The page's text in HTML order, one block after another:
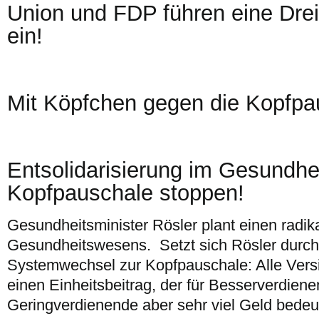
Union und FDP führen eine
ein!
Mit Köpfchen gegen die
Entsolidarisierung im
Kopfpauschale stoppen!
Gesundheitsminister Rösler plant einen
Gesundheitswesens. Setzt sich Rösler
Systemwechsel zur Kopfpauschale: Alle
einen Einheitsbeitrag, der für
Geringverdienende aber sehr viel Geld